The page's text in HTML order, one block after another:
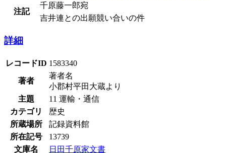
注記
千原藤一郎宛
吉井連との出願競い合いの件
詳細
レコードID 1583340
著者
著者名
小郡村平田大蔵より
主題
11 運輸・通信
カテゴリ
歴史
所蔵場所
記録資料館
所在記号
13739
文庫名
日田千原家文書